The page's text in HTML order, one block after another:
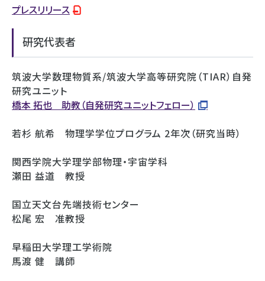
プレスリリース
研究代表者
筑波大学数理物質系/筑波大学高等研究院（TIAR）自発
研究ユニット
橋本 拓也 助教（自発研究ユニットフェロー）
若杉 航希 物理学学位プログラム 2年次（研究当時）
関西学院大学理学部物理・宇宙学科
瀬田 益道 教授
国立天文台先端技術センター
松尾 宏 准教授
早稲田大学理工学術院
馬渡 健 講師